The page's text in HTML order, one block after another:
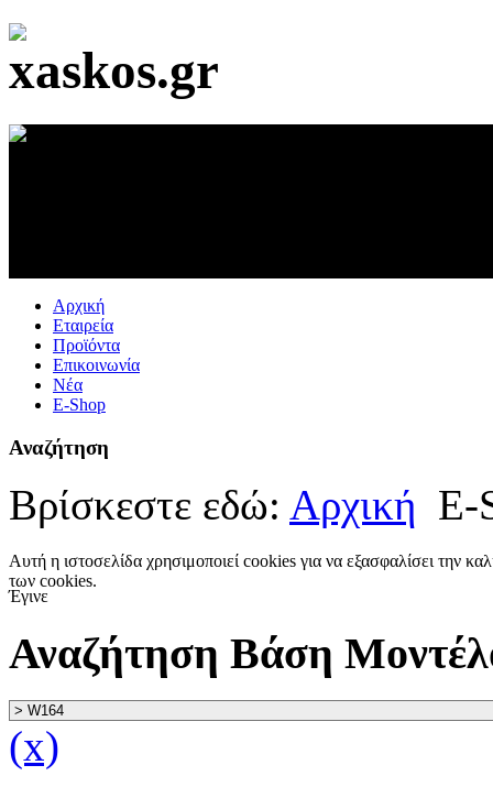
Αρχική
Εταιρεία
Προϊόντα
Επικοινωνία
Νέα
E-Shop
Αναζήτηση
Βρίσκεστε εδώ: Αρχική E-
Αυτή η ιστοσελίδα χρησιμοποιεί cookies για να εξασφαλίσει την
των cookies.
Έγινε
Αναζήτηση Βάση
(x)